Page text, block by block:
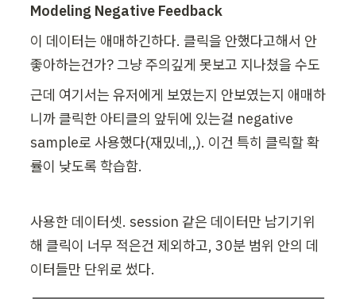
Modeling Negative Feedback
이 데이터는 애매하긴하다. 클릭을 안했다고해서 안
좋아하는건가? 그냥 주의깊게 못보고 지나쳤을 수도
근데 여기서는 유저에게 보였는지 안보였는지 애매하
니까 클릭한 아티클의 앞뒤에 있는걸 negative
sample로 사용했다(재밌네,,). 이건 특히 클릭할 확
률이 낮도록 학습함.
사용한 데이터셋. session 같은 데이터만 남기기위
해 클릭이 너무 적은건 제외하고, 30분 범위 안의 데
이터들만 단위로 썼다.